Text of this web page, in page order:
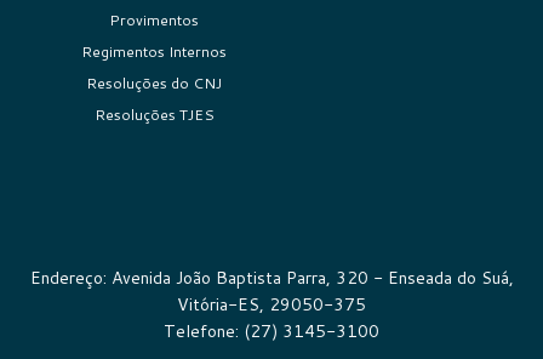
Provimentos
Regimentos Internos
Resoluções do CNJ
Resoluções TJES
Endereço: Avenida João Baptista Parra, 320 - Enseada do Suá,
Vitória-ES, 29050-375
Telefone: (27) 3145-3100